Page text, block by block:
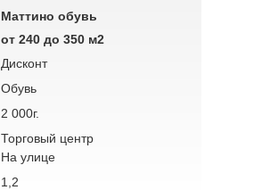
Маттино обувь
от 240 до 350 м2
Дисконт
Обувь
2 000г.
Торговый центр
На улице
1,2